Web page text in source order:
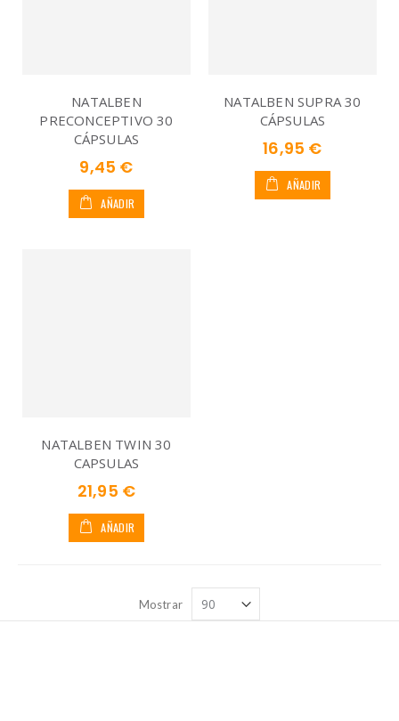
NATALBEN
PRECONCEPTIVO 30
CÁPSULAS
9,45 €
AÑADIR
NATALBEN SUPRA 30
CÁPSULAS
16,95 €
AÑADIR
NATALBEN TWIN 30
CAPSULAS
21,95 €
AÑADIR
Mostrar